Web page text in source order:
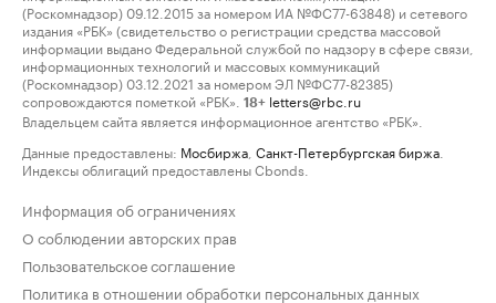
(Роскомнадзор) 09.12.2015 за номером ИА №ФС77-63848) и сетевого
издания «РБК» (свидетельство о регистрации средства массовой
информации выдано Федеральной службой по надзору в сфере связи,
информационных технологий и массовых коммуникаций
(Роскомнадзор) 03.12.2021 за номером ЭЛ №ФС77-82385)
сопровождаются пометкой «РБК».
18+ letters@rbc.ru
Владельцем сайта является информационное агентство «РБК».
Данные предоставлены: Мосбиржа Санкт-Петербургская биржа
Индексы облигаций предоставлены Cbonds.
Информация об ограничениях
О соблюдении авторских прав
Пользовательское соглашение
Политика в отношении обработки персональных данных